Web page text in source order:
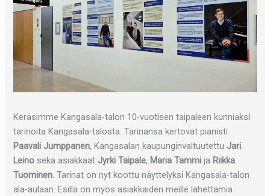
Keräsimme Kangasala-talon 10-vuotisen taipaleen kunniaksi
tarinoita Kangasala-talosta. Tarinansa kertovat pianisti
Paavali Jumppanen, Kangasalan kaupunginvaltuutettu Jari
Leino sekä asiakkaat Jyrki Taipale, Maria Tammi ja Riikka
Tuominen. Tarinat on nyt koottu näyttelyksi Kangasala-talon
ala-aulaan. Esillä on myös asiakkaiden meille lähettämiä